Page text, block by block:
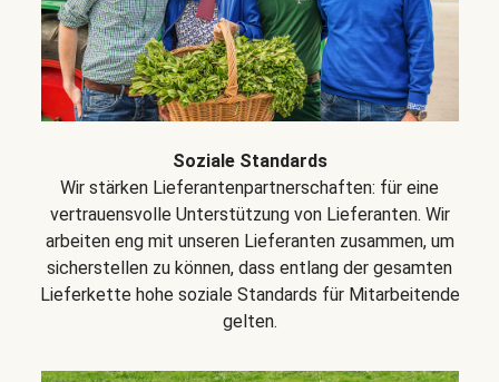
Soziale Standards
Wir stärken Lieferantenpartnerschaften: für eine
vertrauensvolle Unterstützung von Lieferanten. Wir
arbeiten eng mit unseren Lieferanten zusammen, um
sicherstellen zu können, dass entlang der gesamten
Lieferkette hohe soziale Standards für Mitarbeitende
gelten.